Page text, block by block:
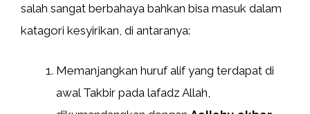
salah sangat berbahaya bahkan bisa masuk dalam
katagori kesyirikan, di antaranya:
Memanjangkan huruf alif yang terdapat di
awal Takbir pada lafadz Allah,